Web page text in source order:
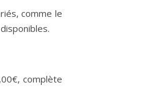
comme le
complète